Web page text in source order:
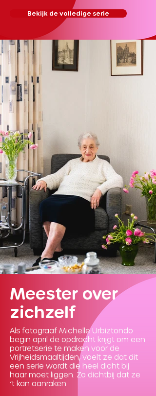
Bekijk de volledige serie
Meester over
zichzelf
Als fotograaf Michelle Urbiztondo
begin april de opdracht krijgt om een
portretserie te maken voor de
Vrijheidsmaaltijden, voelt ze dat dit
een serie wordt die heel dicht bij
haar moet liggen. Zo dichtbij dat ze
‘t kan aanraken.